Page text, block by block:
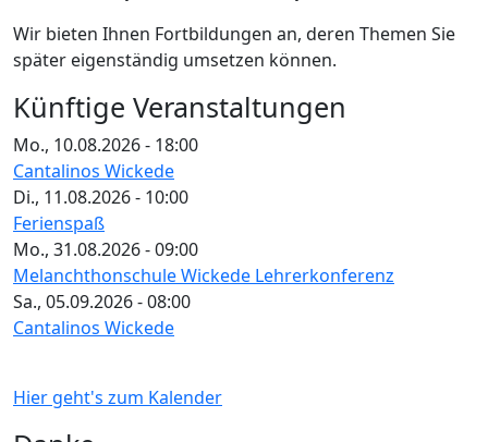
Wir bieten Ihnen Fortbildungen an, deren Themen Sie
später eigenständig umsetzen können.
Künftige Veranstaltungen
Mo., 10.08.2026 - 18:00
Cantalinos Wickede
Di., 11.08.2026 - 10:00
Ferienspaß
Mo., 31.08.2026 - 09:00
Melanchthonschule Wickede Lehrerkonferenz
Sa., 05.09.2026 - 08:00
Cantalinos Wickede
Hier geht's zum Kalender